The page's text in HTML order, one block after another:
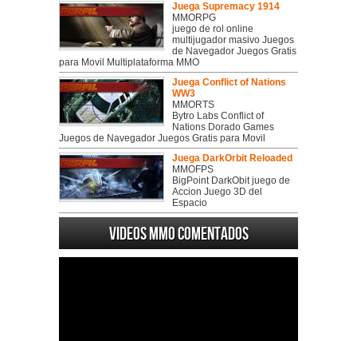
Juega Supremacy 1914
MMORPG
juego de rol online
multijugador masivo Juegos
de Navegador Juegos Gratis
para Movil Multiplataforma MMO
Juega Conflict of Nations
WW3
MMORTS
Bytro Labs Conflict of
Nations Dorado Games
Juegos de Navegador Juegos Gratis para Movil
Juega DarkOrbit Reloaded
MMOFPS
BigPoint DarkObit juego de
Accion Juego 3D del
Espacio
Videos MMO Comentados